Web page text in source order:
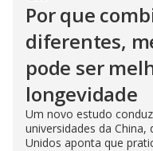
Por que
diferentes,
pode ser
longevidade
Um novo estudo
universidades da China,
Unidos aponta que